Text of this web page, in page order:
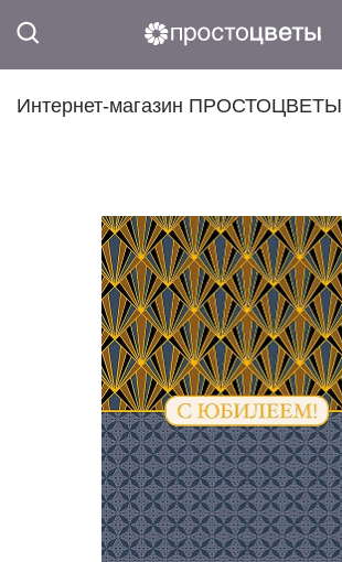
Интернет-магазин ПРОСТОЦВЕТЫ